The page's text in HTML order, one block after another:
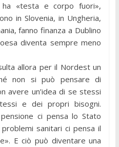
«testa e corpo fuori»,
in Slovenia, in Ungheria,
fanno finanza a Dublino
diventa sempre meno
allora per il Nordest un
non si può pensare di
avere un’idea di se stessi
e dei propri bisogni.
ci pensa lo Stato
sanitari ci pensa il
E ciò può diventare una